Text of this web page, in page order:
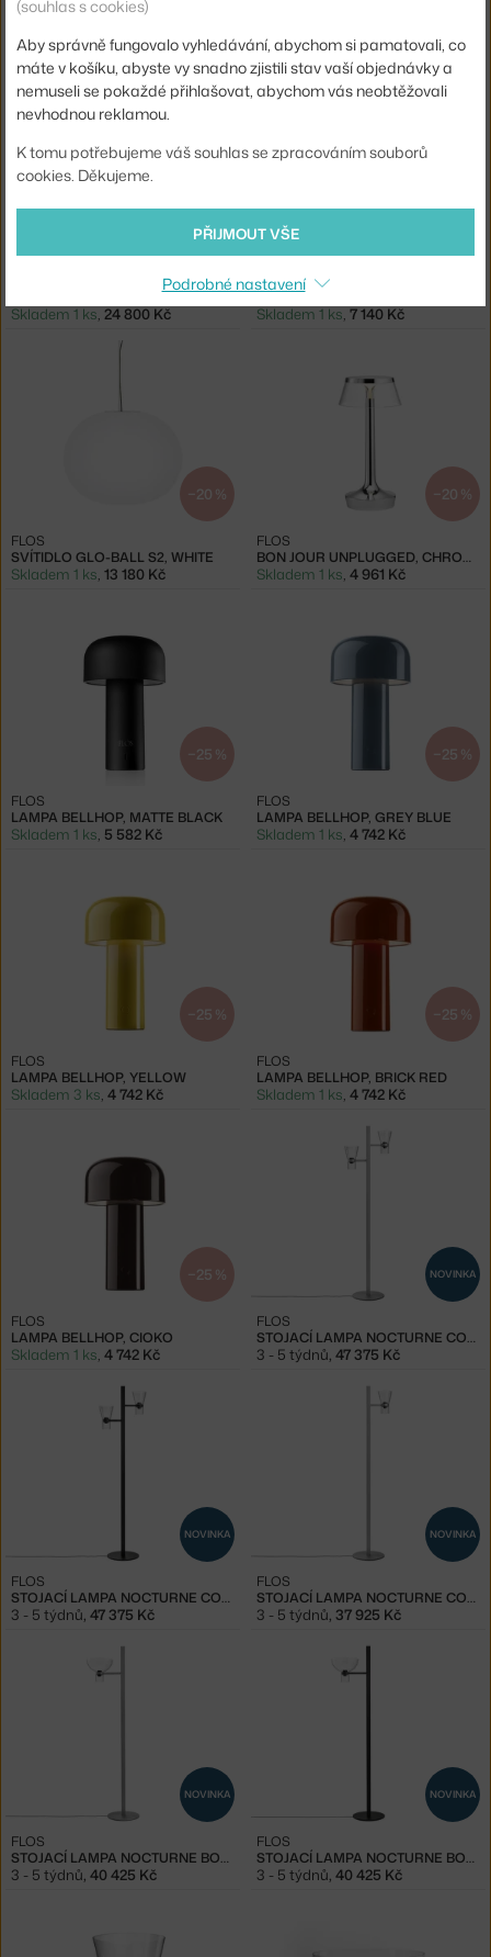
STOJACÍ LAMPA TAB F, MATTE BLUE
FLOS
Skladem 1 ks,9 520 Kč
STOLNÍ LAMPA TAB T, BLACK
Skladem 1 ks,7 340 Kč
−20 %
LAMPA SNOOPY, BLACK
Skladem 1 ks, 24 800 Kč
FLOS
Skladem 1 ks, 7 140 Kč
−20 %
SVÍTIDLO GLO-BALL S2, WHITE
FLOS
Skladem 1 ks, 13 180 Kč
−20 %
BON JOUR UNPLUGGED, CHROME
FLOS
Skladem 1 ks, 4 961 Kč
−25 %
LAMPA BELLHOP, MATTE BLACK
FLOS
Skladem 1 ks, 5 582 Kč
−25 %
LAMPA BELLHOP, GREY BLUE
FLOS
Skladem 1 ks, 4 742 Kč
−25 %
LAMPA BELLHOP, YELLOW
FLOS
Skladem 3 ks, 4 742 Kč
−25 %
LAMPA BELLHOP, BRICK RED
FLOS
Skladem 1 ks, 4 742 Kč
−25 %
LAMPA BELLHOP, CIOKO
FLOS
Skladem 1 ks, 4 742 Kč
NOVINKA
STOJACÍ LAMPA NOCTURNE CONE F2, SILVER
FLOS
3 - 5 týdnů, 47 375 Kč
NOVINKA
STOJACÍ LAMPA NOCTURNE CONE F2, BLACK
FLOS
3 - 5 týdnů 47 375 Kč
NOVINKA
STOJACÍ LAMPA NOCTURNE CONE F1, SILVER
FLOS
3 - 5 týdnů 37 925 Kč
NOVINKA
STOJACÍ LAMPA NOCTURNE BOWL F1, SILVER
FLOS
3 - 5 týdnů 40 425 Kč
NOVINKA
STOJACÍ LAMPA NOCTURNE BOWL F1, BLACK
FLOS
3 - 5 týdnů 40 425 Kč
(souhlas s cookies)
Aby správně fungovalo vyhledávání, abychom si pamatovali, co
máte v košíku, abyste vy snadno zjistili stav vaší objednávky a
nemuseli se pokaždé přihlašovat, abychom vás neobtěžovali
nevhodnou reklamou.
K tomu potřebujeme váš souhlas se zpracováním souborů
cookies. Děkujeme.
PŘIJMOUT VŠE
Podrobné nastavení